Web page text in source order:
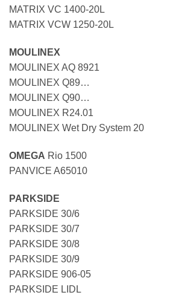
MATRIX VC 1400-20L
MATRIX VCW 1250-20L
MOULINEX
MOULINEX AQ 8921
MOULINEX Q89…
MOULINEX Q90…
MOULINEX R24.01
MOULINEX Wet Dry System 20
OMEGA Rio 1500
PANVICE A65010
PARKSIDE
PARKSIDE 30/6
PARKSIDE 30/7
PARKSIDE 30/8
PARKSIDE 30/9
PARKSIDE 906-05
PARKSIDE LIDL